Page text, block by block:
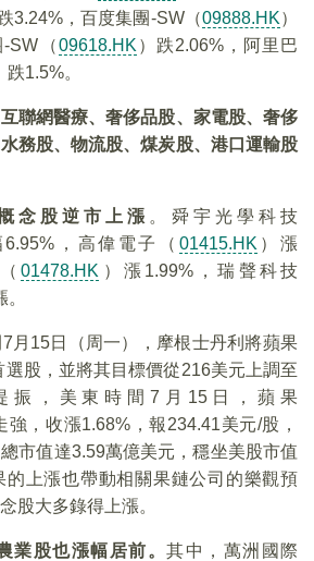
3.24%，百度集團-SW（09888.HK）
SW（09618.HK ）跌2.06%，阿里巴
跌1.5%。
聯網醫療、奢侈品股、家電股、奢侈
務股、物流股、煤炭股、港口運輸股
念股逆市上漲 。舜宇光學科技
6.95%，高偉電子（ 01415.HK ）漲
01478.HK ）漲1.99%，瑞聲科技
月15日（周一），摩根士丹利將蘋果
選股，並將其目標價從216美元上調至
振，美東時間7月15日，蘋果
強，收漲1.68%，報234.41美元/股，
市值達3.59萬億美元，穩坐美股市值
的上漲也帶動相關果鏈公司的樂觀預
股大多錄得上漲。
業股也漲幅居前。其中，萬洲國際